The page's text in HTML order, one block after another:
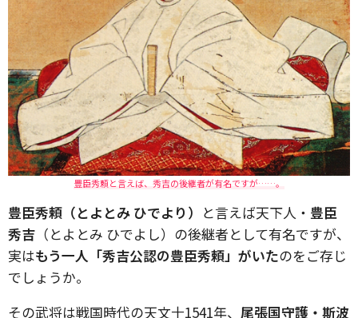
豊臣秀頼と言えば、秀吉の後継者が有名ですが……。
豊臣秀頼（とよとみ ひでより） と言えば天下人・ 豊臣
秀吉 （とよとみ ひでよし）の後継者として有名ですが、
実はもう一人「秀吉公認の豊臣秀頼」がいたのをご存じ
でしょうか。
その武将は戦国時代の天文十1541年、 尾張国守護・斯波